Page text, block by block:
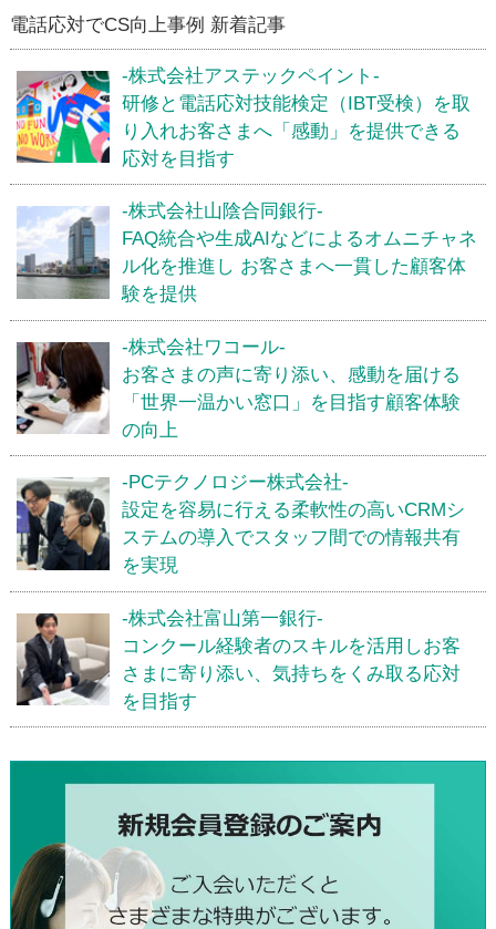
電話応対でCS向上事例 新着記事
-株式会社アステックペイント-
研修と電話応対技能検定（IBT受検）を取
り入れお客さまへ「感動」を提供できる
応対を目指す
-株式会社山陰合同銀行-
FAQ統合や生成AIなどによるオムニチャネ
ル化を推進し お客さまへ一貫した顧客体
験を提供
-株式会社ワコール-
お客さまの声に寄り添い、感動を届ける
「世界一温かい窓口」を目指す顧客体験
の向上
-PCテクノロジー株式会社-
設定を容易に行える柔軟性の高いCRMシ
ステムの導入でスタッフ間での情報共有
を実現
-株式会社富山第一銀行-
コンクール経験者のスキルを活用しお客
さまに寄り添い、気持ちをくみ取る応対
を目指す